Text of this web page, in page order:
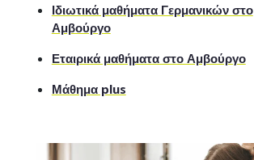
Ιδιωτικά μαθήματα Γερμανικών στο
Αμβούργο
Εταιρικά μαθήματα στο Αμβούργο
Μάθημα plus